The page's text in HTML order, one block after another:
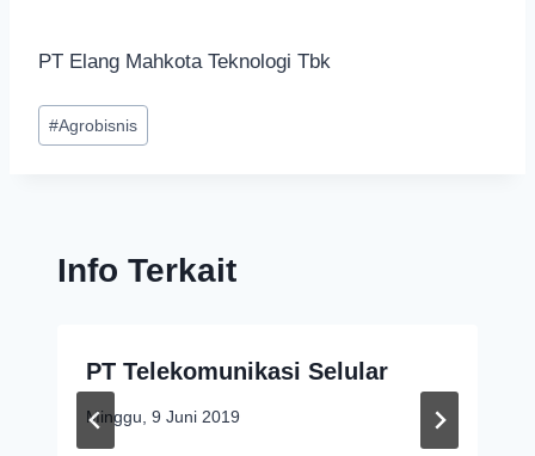
PT Elang Mahkota Teknologi Tbk
#Agrobisnis
Info Terkait
PT Telekomunikasi Selular
Minggu, 9 Juni 2019